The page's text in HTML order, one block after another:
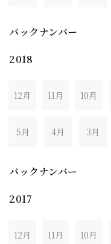
バックナンバー
2018
12月 11月 10月
5月 4月 3月
バックナンバー
2017
12月 11月 10月